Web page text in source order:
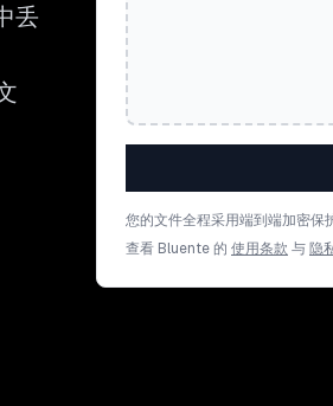
丢
您的文件全程采用端到端加密保
查看 Bluente 的 使用条款 与隐